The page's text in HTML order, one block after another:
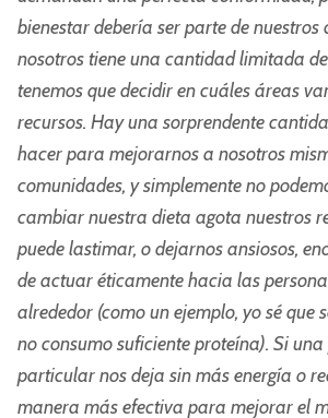
bienestar debería ser parte de
nosotros tiene una cantidad limitada
tenemos que decidir en cuáles áreas
recursos. Hay una sorprendente
hacer para mejorarnos a nosotros
comunidades, y simplemente no
cambiar nuestra dieta agota nuestros
puede lastimar, o dejarnos ansiosos,
de actuar éticamente hacia las
alrededor (como un ejemplo, yo sé
no consumo suficiente proteína). Si
particular nos deja sin más energía o
manera más efectiva para mejorar el